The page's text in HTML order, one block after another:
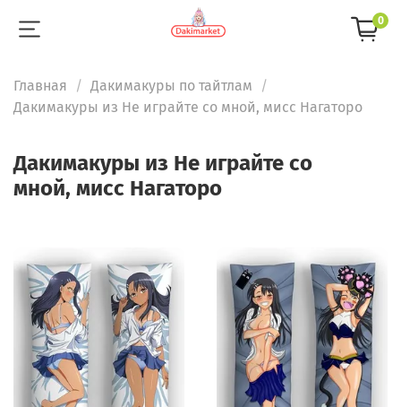
0
Главная
Дакимакуры по тайтлам
Дакимакуры из Не играйте со мной, мисс Нагаторо
Дакимакуры из Не играйте со
мной, мисс Нагаторо